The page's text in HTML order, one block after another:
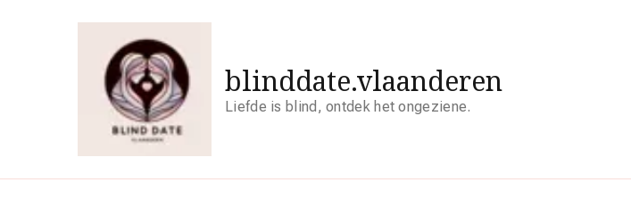
blinddate.vlaanderen
Liefde is blind, ontdek het ongeziene.